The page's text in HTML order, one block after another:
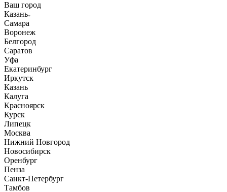
Ваш город
Казань
Самара
Воронеж
Белгород
Саратов
Уфа
Екатеринбург
Иркутск
Казань
Калуга
Красноярск
Курск
Липецк
Москва
Нижний Новгород
Новосибирск
Оренбург
Пенза
Санкт-Петербург
Тамбов